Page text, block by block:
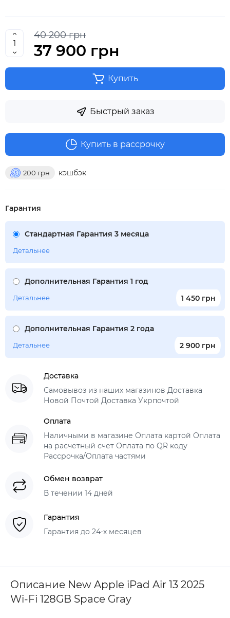
40 200 грн
37 900 грн
Купить
Быстрый заказ
200 грн кэшбэк
Купить в рассрочку
Гарантия
Стандартная Гарантия 3 месяца
Детальнее
Дополнительная Гарантия 1 год
1 450 грн
Детальнее
Дополнительная Гарантия 2 года
2 900 грн
Детальнее
Доставка
Самовывоз из наших магазинов Доставка
Новой Почтой Доставка Укрпочтой
Оплата
Наличными в магазине Оплата картой Оплата
на расчетный счет Оплата по QR коду
Рассрочка/Оплата частями
Обмен возврат
В течении 14 дней
Гарантия
Гарантия до 24-х месяцев
Описание New Apple iPad Air 13 2025
Wi-Fi 128GB Space Gray